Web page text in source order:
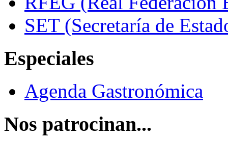
SET (Secretaría de
Especiales
Agenda Gastronómica
Nos patrocinan...